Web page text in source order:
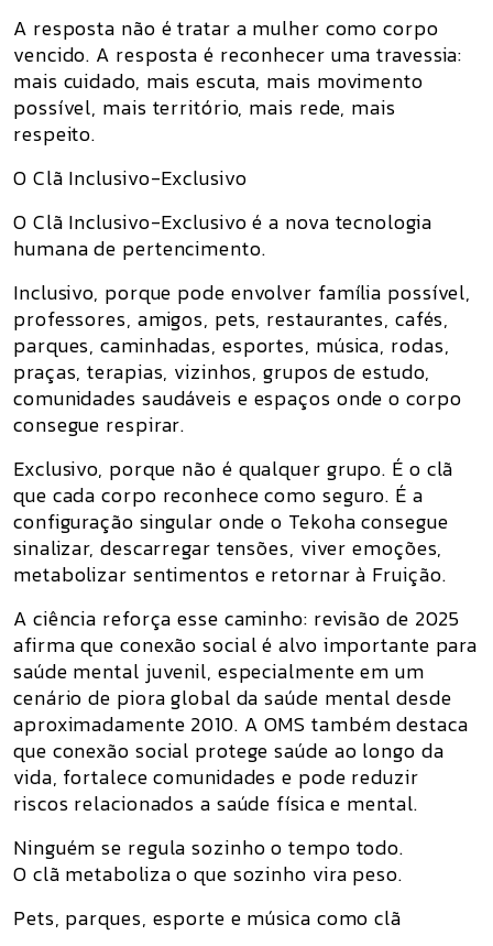
A resposta não é tratar a mulher como corpo
vencido. A resposta é reconhecer uma travessia:
mais cuidado, mais escuta, mais movimento
possível, mais território, mais rede, mais
respeito.
O Clã Inclusivo-Exclusivo
O Clã Inclusivo-Exclusivoé a nova tecnologia
humana de pertencimento.
Inclusivo, porque pode envolver família possível,
professores, amigos, pets, restaurantes, cafés,
parques, caminhadas, esportes, música, rodas,
praças, terapias, vizinhos, grupos de estudo,
comunidades saudáveis e espaços onde o corpo
consegue respirar.
Exclusivo, porque não é qualquer grupo. É o clã
que cada corpo reconhece como seguro. É a
configuração singular onde o Tekoha consegue
sinalizar, descarregar tensões, viver emoções,
metabolizar sentimentos e retornar à Fruição.
A ciência reforça esse caminho: revisão de 2025
afirma que conexão social é alvo importante para
saúde mental juvenil, especialmente em um
cenário de piora global da saúde mental desde
aproximadamente 2010. A OMS também destaca
que conexão social protege saúde ao longo da
vida, fortalece comunidades e pode reduzir
riscos relacionados a saúde física e mental.
Ninguém se regula sozinho o tempo todo.
O clã metaboliza o que sozinho vira peso.
Pets, parques, esporte e música como clã